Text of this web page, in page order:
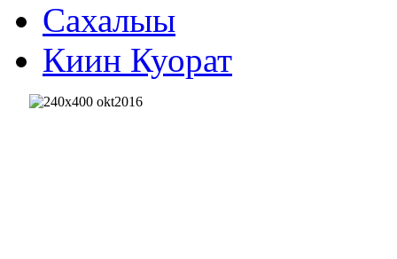
Сахалыы
Киин Куорат